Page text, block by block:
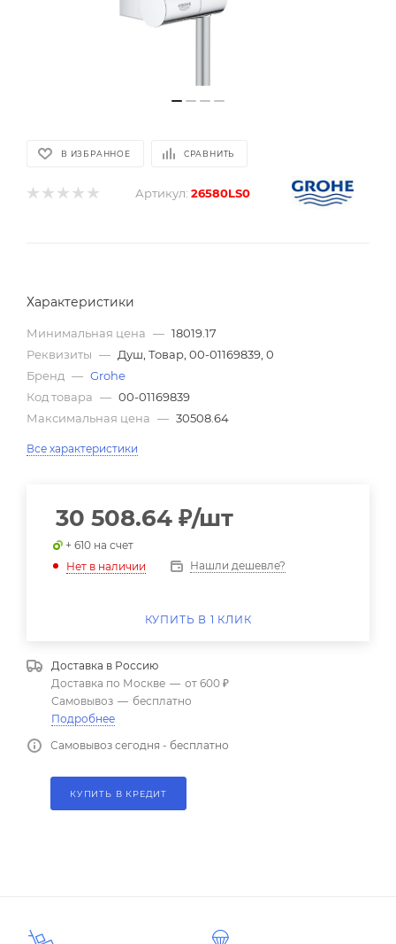
В ИЗБРАННОЕ СРАВНИТЬ
Артикул: 26580LS0
Характеристики
Минимальная цена — 18019.17
Реквизиты — Душ, Товар, 00-01169839, 0
Бренд — Grohe
Код товара — 00-01169839
Максимальная цена — 30508.64
Все характеристики
30 508.64 ₽/шт
+ 610 на счет
Нет в наличии
Нашли дешевле?
КУПИТЬ В 1 КЛИК
Доставка в Россию
Доставка по Москве — от 600 ₽
Самовывоз — бесплатно
Подробнее
Самовывоз сегодня - бесплатно
КУПИТЬ В КРЕДИТ